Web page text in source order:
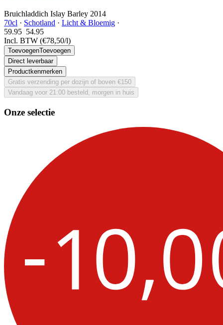
Bruichladdich Islay Barley 2014
70cl · Schotland · Licht & Bloemig ·
59.95 54.95
Incl. BTW (€78,50/l)
ToevoegenToevoegen
Direct leverbaar
Productkenmerken
Gratis verzending per dozijn of boven €150
Vandaag voor 21:00 besteld, morgen in huis
Onze selectie